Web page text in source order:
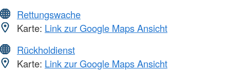
Rettungswache
Karte: Link zur Google Maps Ansicht
Rückholdienst
Karte: Link zur Google Maps Ansicht